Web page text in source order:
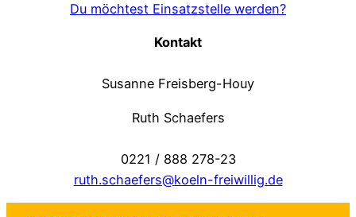
Freiwilligendienst in einer
Der Lohn ist kein Geld, sondern Glück
und stärkt die Schwachen.
Du möchtest Einsatzstelle werden?
Kontakt
Susanne Freisberg-Houy
Ruth Schaefers
0221 / 888 278-23
ruth.schaefers@koeln-freiwillig.de